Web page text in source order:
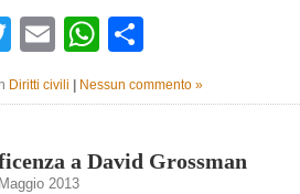
TwitterEmailWhatsApp
Diritti civili Nessun commento »
a David Grossman
2013